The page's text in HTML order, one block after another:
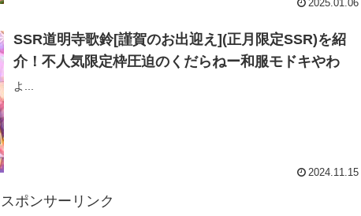
2025.01.06
SSR道明寺歌鈴[謹賀のお出迎え](正月限定SSR)を紹
介！不人気限定枠圧迫のくだらねー和服モドキやわ
よ...
2024.11.15
スポンサーリンク